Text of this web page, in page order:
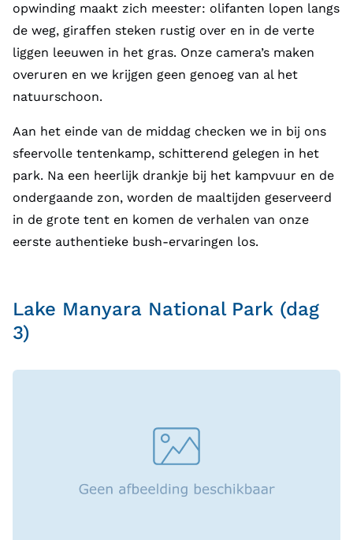
opwinding maakt zich meester: olifanten lopen langs
de weg, giraffen steken rustig over en in de verte
liggen leeuwen in het gras. Onze camera’s maken
overuren en we krijgen geen genoeg van al het
natuurschoon.
Aan het einde van de middag checken we in bij ons
sfeervolle tentenkamp, schitterend gelegen in het
park. Na een heerlijk drankje bij het kampvuur en de
ondergaande zon, worden de maaltijden geserveerd
in de grote tent en komen de verhalen van onze
eerste authentieke bush-ervaringen los.
Lake Manyara National Park (dag
3)